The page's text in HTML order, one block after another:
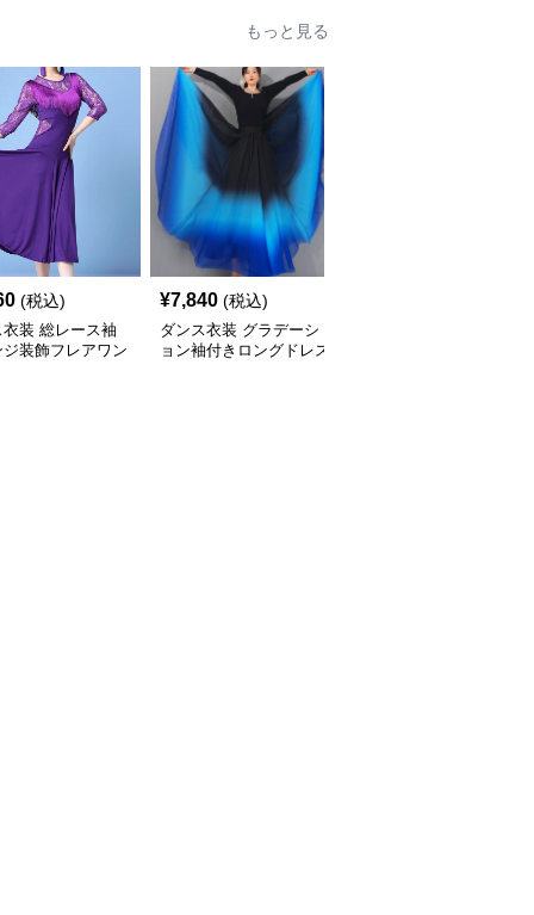
もっと見る
(税込)
衣装 総レース袖
ジ装飾フレアワン
¥7,840 (税込)
ダンス衣装 グラデーシ
ョン袖付きロングドレス